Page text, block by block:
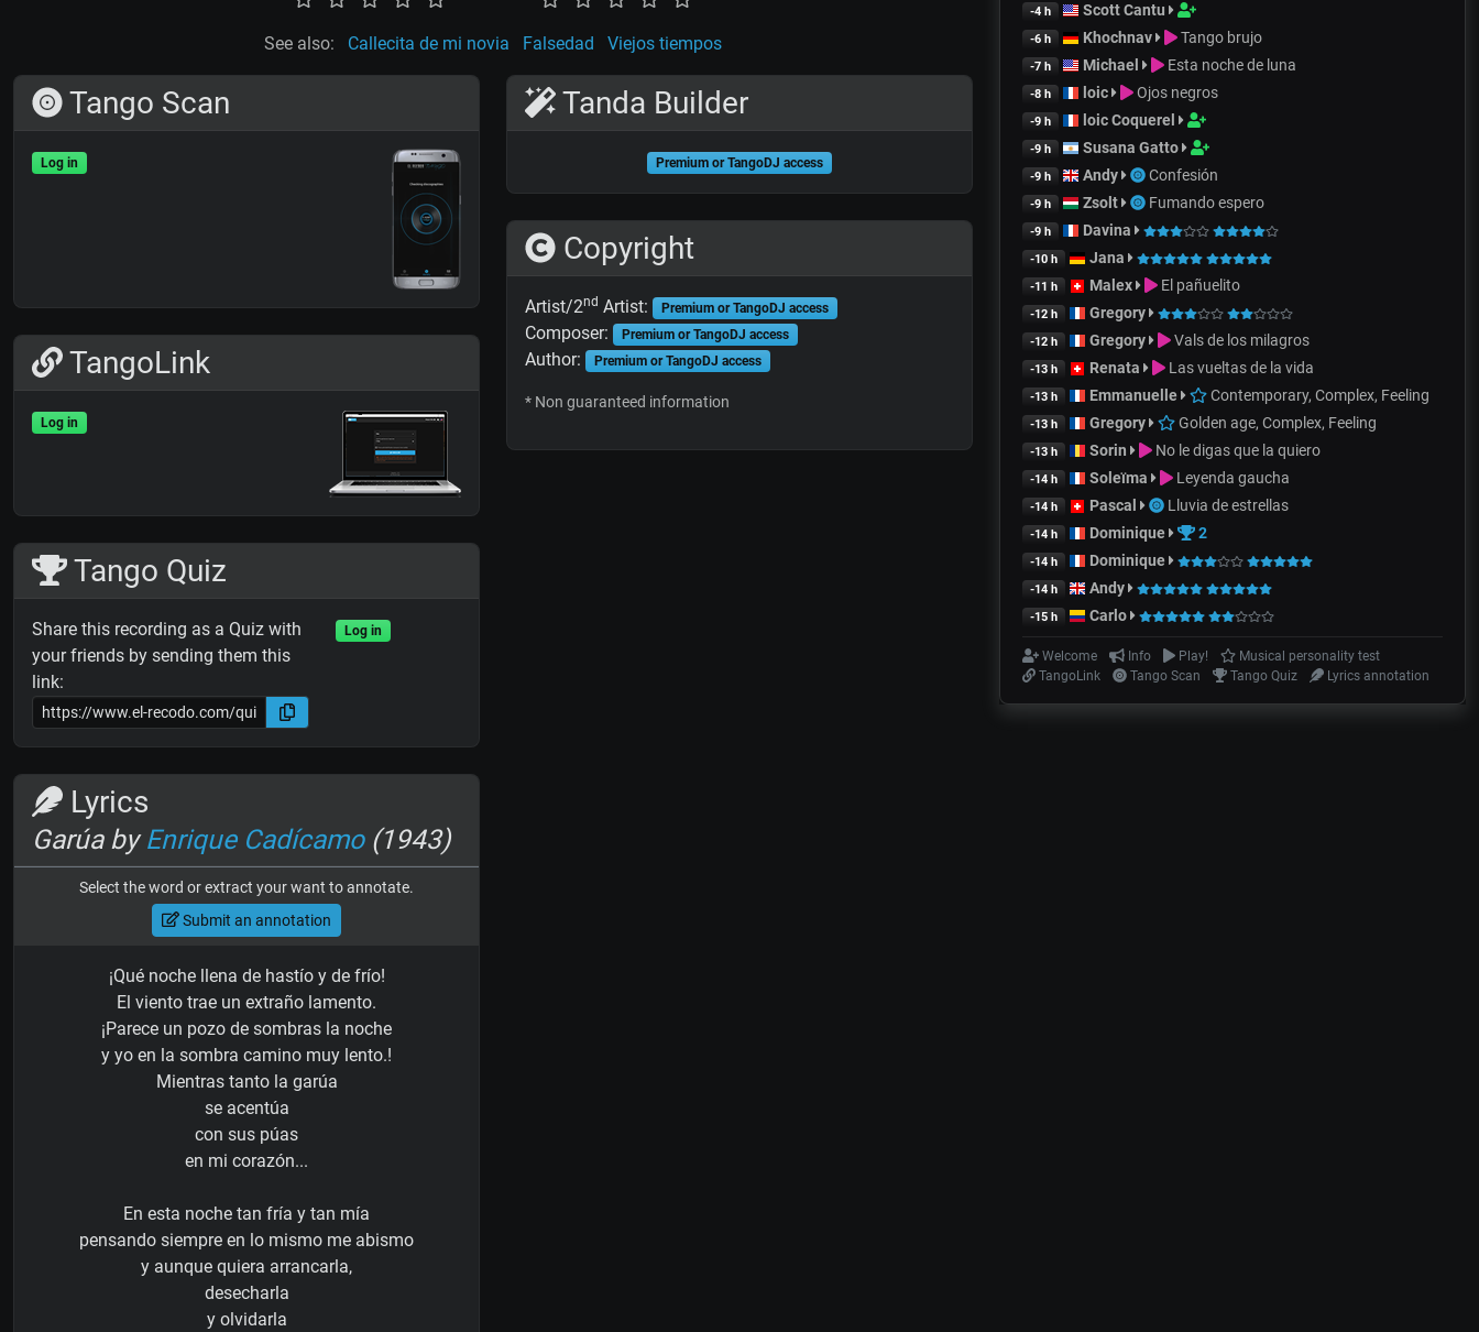
See also: Callecita de mi novia Falsedad Viejos tiempos
Tango Scan
Log in
TangoLink
Log in
Tango Quiz
Share this recording as a Quiz with
your friends by sending them this
link:
Log in
Lyrics
Garúa byEnrique Cadícamo(1943)
Select the word or extract your want to annotate.
Submit an annotation
¡Qué noche llena de hastío y de frío!
El viento trae un extraño lamento.
¡Parece un pozo de sombras la noche
y yo en la sombra camino muy lento.!
Mientras tanto la garúa
se acentúa
con sus púas
en mi corazón...
En esta noche tan fría y tan mía
pensando siempre en lo mismo me abismo
y aunque quiera arrancarla,
desecharla
y olvidarla
Tanda Builder
Premium or TangoDJ access
Copyright
Artist/2nd Artist: Premium or TangoDJ access
Composer: Premium or TangoDJ access
Author: Premium or TangoDJ access
* Non guaranteed information
-4 h Scott Cantu
-6 h Khochnav Tango brujo
-7 h Michael Esta noche de luna
-8 h loic Ojos negros
-9 h loic Coquerel
-9 h Susana Gatto
-9 h Andy Confesión
-9 h Zsolt Fumando espero
-9 h Davina
-10 h Jana
-11 h Malex El pañuelito
-12 h Gregory
-12 h Gregory Vals de los milagros
-13 h Renata Las vueltas de la vida
-13 h Emmanuelle Contemporary, Complex, Feeling
-13 h Gregory Golden age, Complex, Feeling
-13 h Sorin No le digas que la quiero
-14 h Soleïma Leyenda gaucha
-14 h Pascal Lluvia de estrellas
-14 h Dominique 2
-14 h Dominique
-14 h Andy
-15 h Carlo
Welcome Info Play!
Musical personality test
TangoLink
Tango Scan Tango Quiz Lyrics annotation